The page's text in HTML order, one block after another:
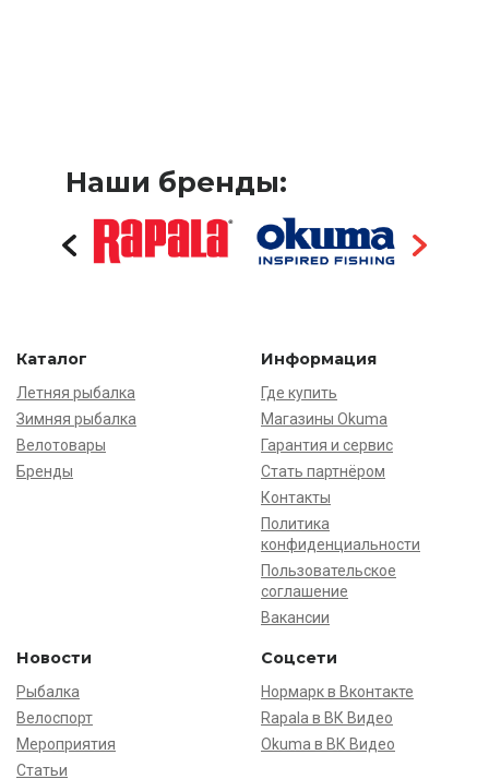
Наши бренды:
Каталог
Летняя рыбалка
Зимняя рыбалка
Велотовары
Бренды
Информация
Где купить
Магазины Okuma
Гарантия и сервис
Стать партнёром
Контакты
Политика
конфиденциальности
Пользовательское
соглашение
Вакансии
Новости
Рыбалка
Велоспорт
Мероприятия
Статьи
Соцсети
Нормарк в Вконтакте
Rapala в ВК Видео
Okuma в ВК Видео